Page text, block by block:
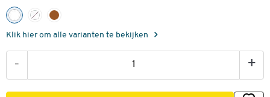
Klik hier om alle varianten te bekijken
- +